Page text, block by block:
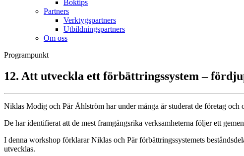
Boktips
Partners
Verktygspartners
Utbildningspartners
Om oss
Programpunkt
12. Att utveckla ett förbättringssystem –
Niklas Modig och Pär Åhlström har under många år studerat de företag
De har identifierat att de mest framgångsrika verksamheterna följer ett
I denna workshop förklarar Niklas och Pär förbättringssystemets
utvecklas.